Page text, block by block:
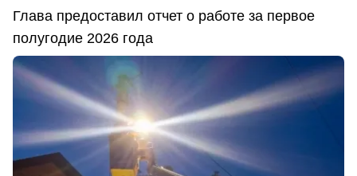
Глава предоставил отчет о работе за первое
полугодие 2026 года